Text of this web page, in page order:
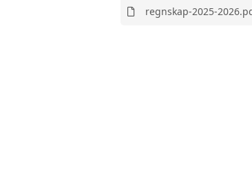
regnskap-2025-